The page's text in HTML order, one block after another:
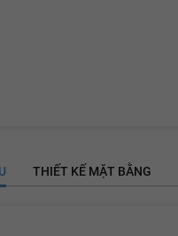
THIẾT KẾ MẶT BẰNG